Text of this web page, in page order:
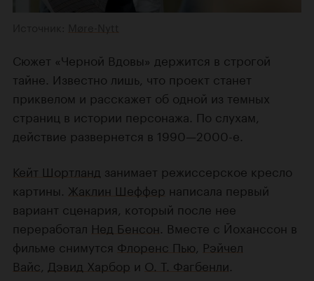
Сюжет «Черной Вдовы» держится в строгой
тайне. Известно лишь, что проект станет
приквелом и расскажет об одной из темных
страниц в истории персонажа. По слухам,
действие развернется в 1990—2000-е.
Кейт Шортланд занимает режиссерское кресло
картины. Жаклин Шеффер написала первый
вариант сценария, который после нее
переработал Нед Бенсон . Вместе с Йоханссон в
фильме снимутся Флоренс Пью Рэйчел
Вайс Дэвид Харбор и О. Т. Фагбенли